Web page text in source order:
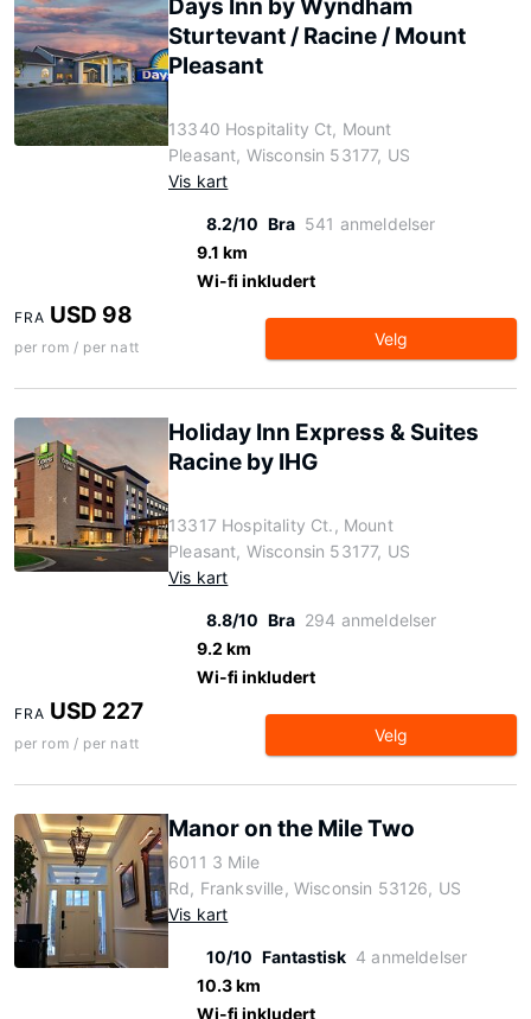
Days Inn by Wyndham
Sturtevant / Racine / Mount
Pleasant
13340 Hospitality Ct, Mount
Pleasant, Wisconsin 53177, US
Vis kart
8.2/10 Bra 541 anmeldelser
9.1 km
Wi-fi inkludert
FRA USD 98
per rom / per natt Velg
Holiday Inn Express & Suites
Racine by IHG
13317 Hospitality Ct., Mount
Pleasant, Wisconsin 53177, US
Vis kart
8.8/10 Bra 294 anmeldelser
9.2 km
Wi-fi inkludert
FRA USD 227
per rom / per natt Velg
Manor on the Mile Two
6011 3 Mile
Rd, Franksville, Wisconsin 53126, US
Vis kart
10/10 Fantastisk 4 anmeldelser
10.3 km
Wi-fi inkludert